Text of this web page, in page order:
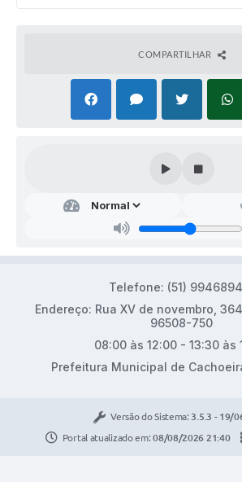
COMPARTILHAR
Telefone: (51)
Endereço: Rua XV de novembro,
96508-750
08:00 às 12:00 - 13:30 às
Prefeitura Municipal de
Versão do Sistema: 3.5.3 - 19/
Portal atualizado em:08/08/2026 21:40